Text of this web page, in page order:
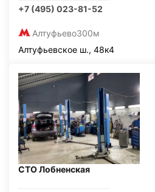
+7 (495) 023-81-52
Алтуфьево300м
Алтуфьевское ш., 48к4
СТО Лобненская